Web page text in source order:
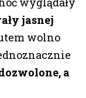
jasnej
wolno
a